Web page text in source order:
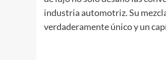
industria automotriz. Su
verdaderamente único y un